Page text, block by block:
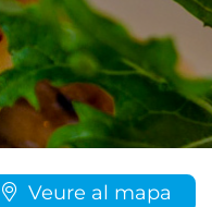
Veure al mapa